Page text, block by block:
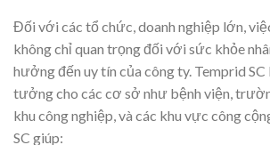
Đối với các tổ chức, doanh nghiệp lớn,
không chỉ quan trọng đối với sức khỏe
hưởng đến uy tín của công ty. Temprid SC
tưởng cho các cơ sở như bệnh viện,
khu công nghiệp, và các khu vực công
SC giúp: